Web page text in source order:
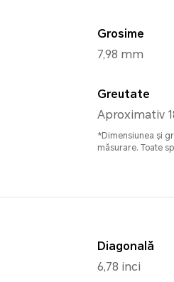
Grosime
7,98 mm
Greutate
Aproximativ
*Dimensiunea și
măsurare. Toate
Diagonală
6,78 inci